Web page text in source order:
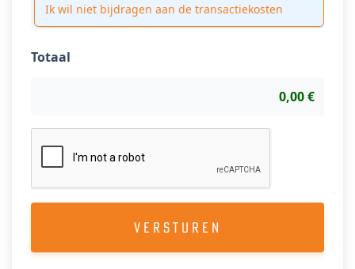
Ik wil niet bijdragen aan de transactiekosten
Totaal
0,00 €